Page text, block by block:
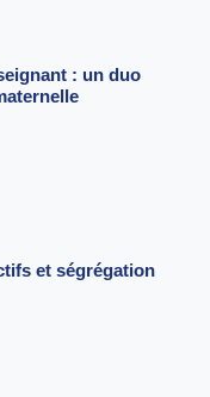
: un duo
et ségrégation